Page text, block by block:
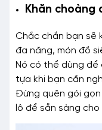
Khăn choàng
Chắc chắn bạn sẽ
đa năng, món đồ
Nó có thể dùng để
tựa khi bạn cần
Đừng quên gói
lô để sẵn sàng